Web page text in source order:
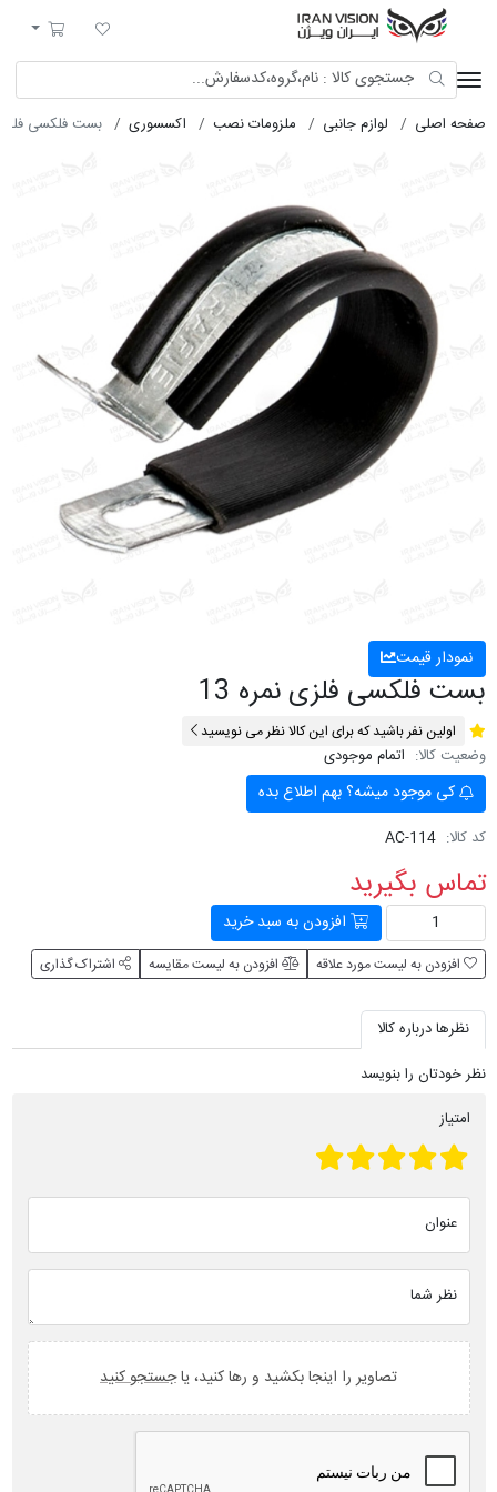
لیست مورد علاقه
سبد خرید
صفحه اصلی لوازم جانبی ملزومات نصب اکسسوری بست فلکسی فلزی
نمودار قیمت
بست فلکسی فلزی نمره 13
اولین نفر باشید که برای این کالا نظر می نویسید
وضعیت کالا: اتمام موجودی
کی موجود میشه؟ بهم اطلاع بده
کد کالا: AC-114
تماس بگیرید
افزودن به سبد خرید
افزودن به لیست مورد علاقه افزودن به لیست مقایسه اشتراک گذاری
نظرها درباره کالا
نظر خودتان را بنویسد
امتیاز
عنوان
نظر شما
تصاویر را اینجا بکشید و رها کنید، یاجستجو کنید